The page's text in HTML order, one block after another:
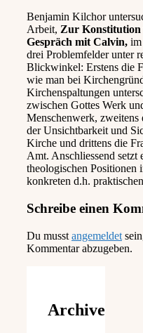
Benjamin Kilchor
Arbeit, Zur Konstitution
Gespräch mit Calvin, im
drei Problemfelder unter
Blickwinkel: Erstens die
wie man bei
Kirchenspaltungen
zwischen Gottes Werk
Menschenwerk, zweitens
der Unsichtbarkeit und
Kirche und drittens die
Amt. Anschliessend setzt
theologischen Positionen
konkreten d.h.
Schreibe einen
Du musst angemeldet
Kommentar abzugeben.
Archive